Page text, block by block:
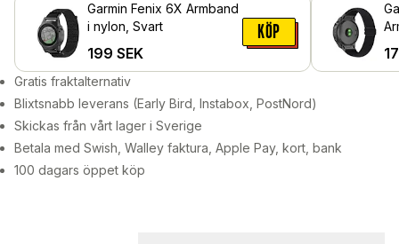
Garmin Fenix 6X Armband
i nylon, Svart
199 SEK
KÖP
Gratis fraktalternativ
Blixtsnabb leverans (Early Bird, Instabox, PostNord)
Skickas från vårt lager i Sverige
Betala med Swish, Walley faktura, Apple Pay, kort, bank
100 dagars öppet köp